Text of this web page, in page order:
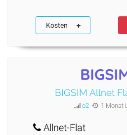
Kosten
BIGSIM Allnet
o2 1 Monat
Allnet-Flat